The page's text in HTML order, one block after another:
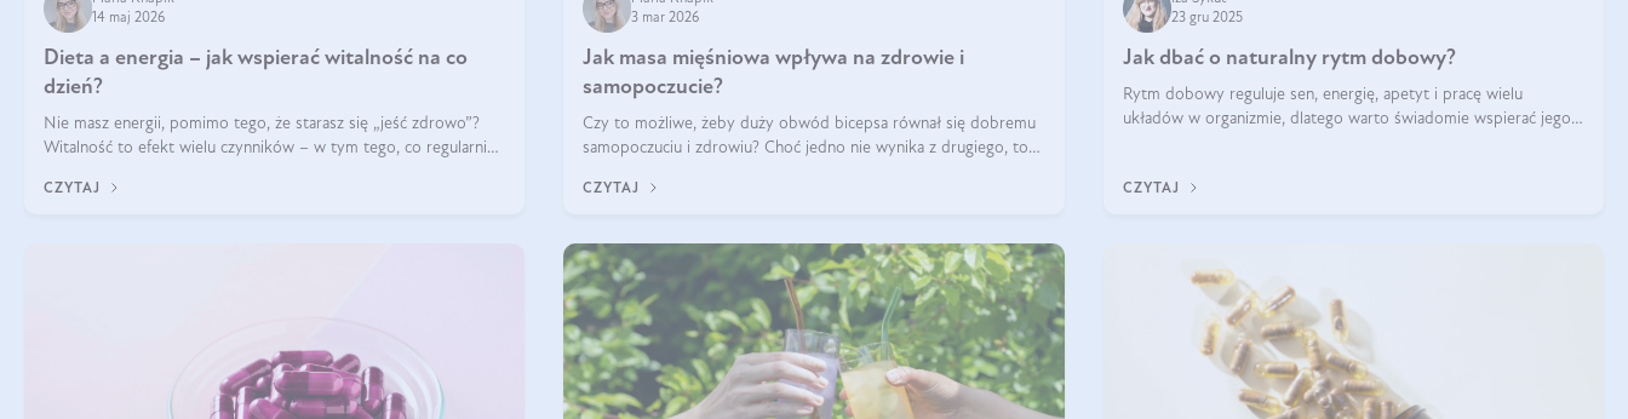
14 maj 2026
Dieta a energia – jak wspierać witalność na co
dzień?
Nie masz energii, pomimo tego, że starasz się „jeść zdrowo”?
Witalność to efekt wielu czynników – w tym tego, co regularnie
się w zależności od osoby
CZYTAJ
3 mar 2026
Jak masa mięśniowa wpływa na zdrowie i
samopoczucie?
Czy to możliwe, żeby duży obwód bicepsa równał się dobremu
samopoczuciu i zdrowiu? Choć jedno nie wynika z drugiego, to
poprawić jakość życia. W jaki sposób? W tym wpisie wszystko
CZYTAJ
23 gru 2025
Jak dbać o naturalny rytm dobowy?
Rytm dobowy reguluje sen, energię, apetyt i pracę wielu
układów w organizmie, dlatego warto świadomie wspierać jego
CZYTAJ